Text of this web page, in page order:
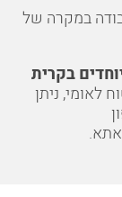
במקרה של
בקרית
לאומי, ניתן
אתא.